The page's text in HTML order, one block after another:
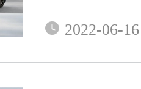
2022-06-16